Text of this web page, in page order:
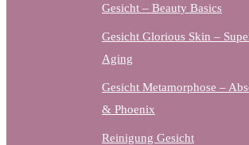
Gesicht – Beauty Basics
Gesicht Glorious Skin –
Aging
Gesicht Metamorphose –
& Phoenix
Reinigung Gesicht